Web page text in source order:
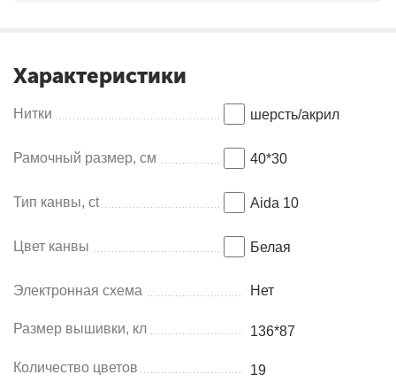
Характеристики
Нитки шерсть/акрил
Рамочный размер, см 40*30
Тип канвы, ct Aida 10
Цвет канвы Белая
Электронная схема Нет
Размер вышивки, кл 136*87
Количество цветов 19